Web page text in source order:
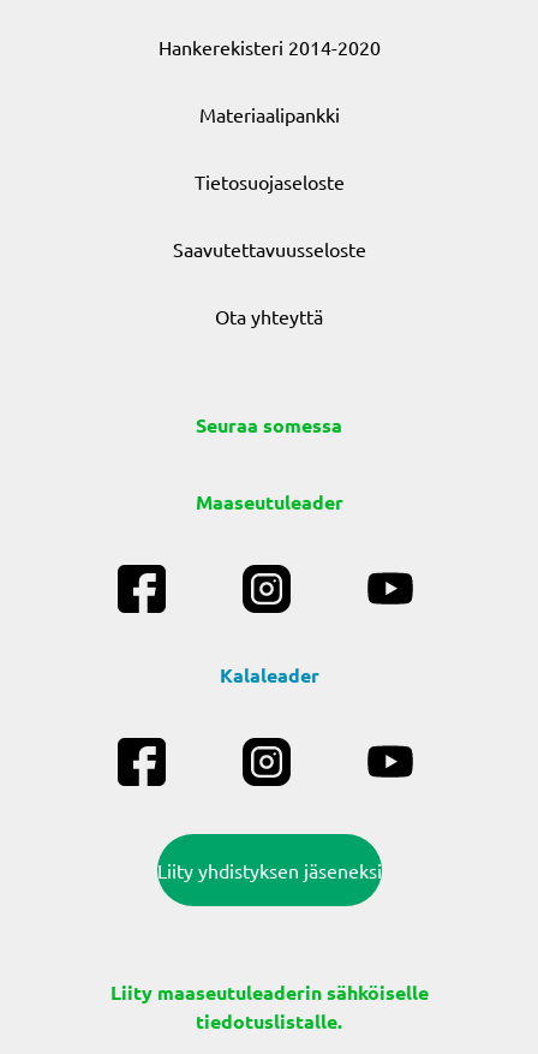
Hankerekisteri 2014-2020
Materiaalipankki
Tietosuojaseloste
Saavutettavuusseloste
Ota yhteyttä
Seuraa somessa
Maaseutuleader
Kalaleader
Liity yhdistyksen jäseneksi
Liity maaseutuleaderin sähköiselle
tiedotuslistalle.